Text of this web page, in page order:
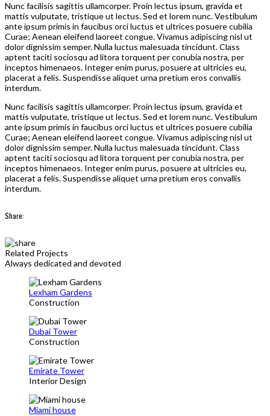
Nunc facilisis sagittis ullamcorper. Proin lectus ipsum, gravida et
mattis vulputate, tristique ut lectus. Sed et lorem nunc. Vestibulum
ante ipsum primis in faucibus orci luctus et ultrices posuere cubilia
Curae; Aenean eleifend laoreet congue. Vivamus adipiscing nisl ut
dolor dignissim semper. Nulla luctus malesuada tincidunt. Class
aptent taciti sociosqu ad litora torquent per conubia nostra, per
inceptos himenaeos. Integer enim purus, posuere at ultricies eu,
placerat a felis. Suspendisse aliquet urna pretium eros convallis
interdum.
Nunc facilisis sagittis ullamcorper. Proin lectus ipsum, gravida et
mattis vulputate, tristique ut lectus. Sed et lorem nunc. Vestibulum
ante ipsum primis in faucibus orci luctus et ultrices posuere cubilia
Curae; Aenean eleifend laoreet congue. Vivamus adipiscing nisl ut
dolor dignissim semper. Nulla luctus malesuada tincidunt. Class
aptent taciti sociosqu ad litora torquent per conubia nostra, per
inceptos himenaeos. Integer enim purus, posuere at ultricies eu,
placerat a felis. Suspendisse aliquet urna pretium eros convallis
interdum.
Share:
Related Projects
Always dedicated and devoted
Lexham Gardens
Construction
Dubai Tower
Construction
Emirate Tower
Interior Design
Miami house